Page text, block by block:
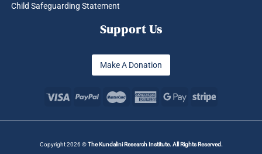
Child Safeguarding Statement
Support Us
Make A Donation
Copyright 2026 ©The Kundalini Research Institute. All Rights Reserved.